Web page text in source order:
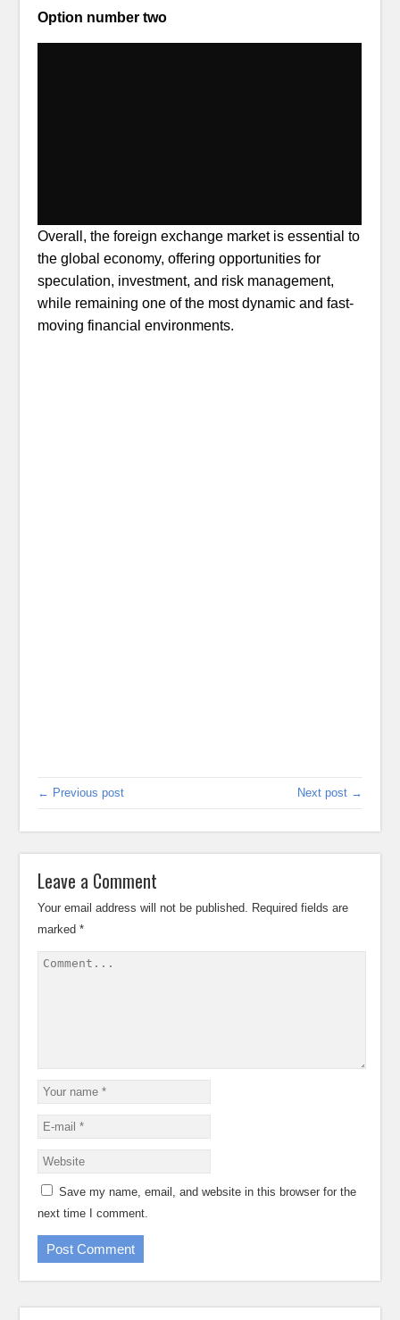
Option number two
Overall, the foreign exchange market is essential to
the global economy, offering opportunities for
speculation, investment, and risk management,
while remaining one of the most dynamic and fast-
moving financial environments.
← Previous post Next post →
Leave a Comment
Your email address will not be published. Required fields are
marked*
Save my name, email, and website in this browser for the
next time I comment.